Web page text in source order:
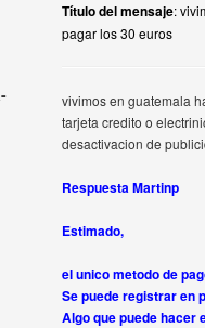
ciudad-peronia Ver
Título del mensaje:
pagar los 30 euros
vivimos en guatemala
tarjeta credito o
desactivacion de
Respuesta Martinp
Estimado,
el unico metodo de
Se puede registrar en
Algo que puede hacer